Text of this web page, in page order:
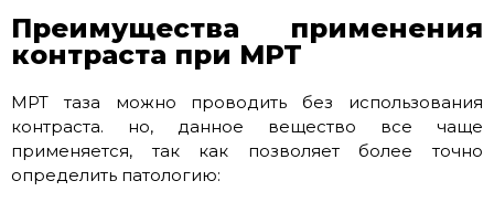
Преимущества применения
контраста при МРТ
МРТ таза можно проводить без использования
контраста. но, данное вещество все чаще
применяется, так как позволяет более точно
определить патологию: